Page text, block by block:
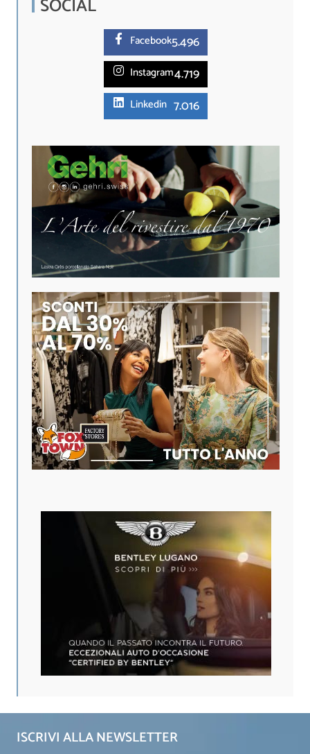
SOCIAL
Facebook5.496
Instagram4.719
Linkedin 7.016
ISCRIVI ALLA NEWSLETTER